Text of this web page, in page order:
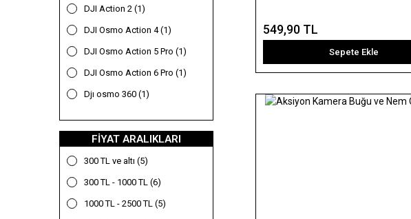
DJI Action 2 (1)
DJI Osmo Action 4 (1)
DJI Osmo Action 5 Pro (1)
DJI Osmo Action 6 Pro (1)
Djı osmo 360 (1)
GoPro HERO 10 Black (1)
GoPro HERO 11 Black (2)
GoPro HERO 11 Mini (1)
GoPro HERO 12 Black (2)
FIYAT ARALIKLARI
300 TL ve altı (5)
300 TL - 1000 TL (6)
1000 TL - 2500 TL (5)
549,90 TL
Sepete Ekle